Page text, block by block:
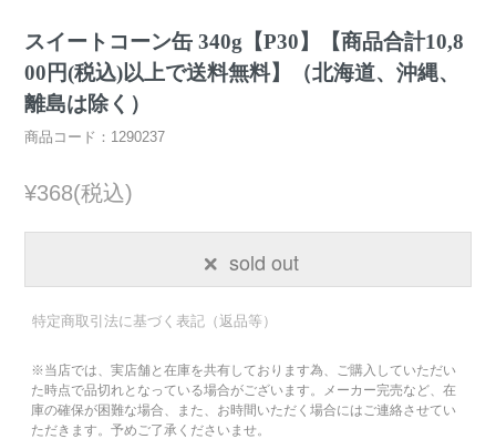
スイートコーン缶 340g【P30】【商品合計10,8
00円(税込)以上で送料無料】（北海道、沖縄、
離島は除く）
商品コード：1290237
¥368(税込)
sold out
特定商取引法に基づく表記（返品等）
※当店では、実店舗と在庫を共有しております為、ご購入していただい
た時点で品切れとなっている場合がございます。メーカー完売など、在
庫の確保が困難な場合、また、お時間いただく場合にはご連絡させてい
ただきます。予めご了承くださいませ。